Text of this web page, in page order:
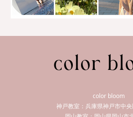
color bloom
神戸教室：兵庫県神戸市中